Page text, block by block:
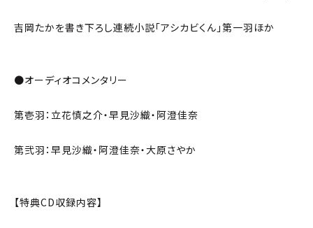
吉岡たかを書き下ろし連続小説「アシカビくん」第一羽ほか
●オーディオコメンタリー
第壱羽：立花慎之介・早見沙織・阿澄佳奈
第弐羽：早見沙織・阿澄佳奈・大原さやか
【特典CD収録内容】